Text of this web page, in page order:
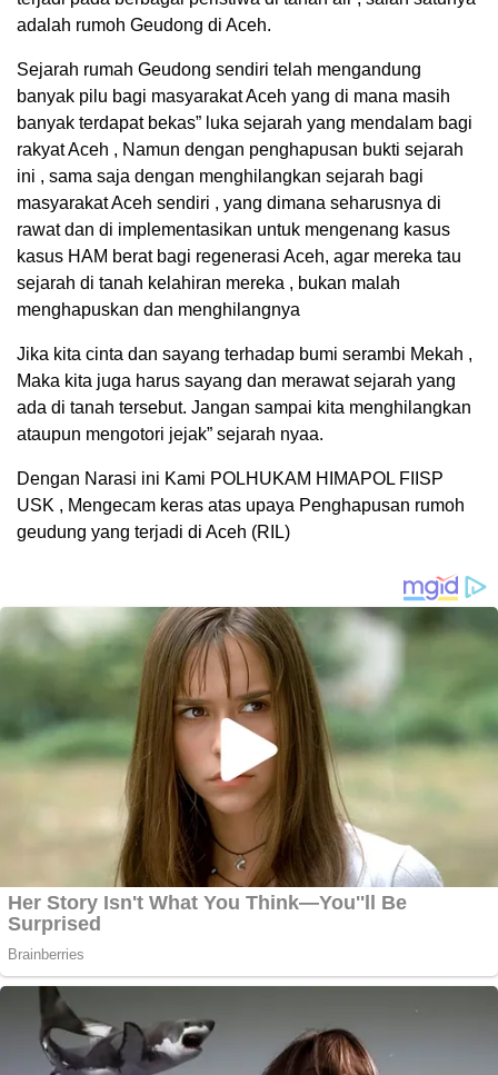
adalah rumoh Geudong di Aceh.
Sejarah rumah Geudong sendiri telah mengandung
banyak pilu bagi masyarakat Aceh yang di mana masih
banyak terdapat bekas” luka sejarah yang mendalam bagi
rakyat Aceh , Namun dengan penghapusan bukti sejarah
ini , sama saja dengan menghilangkan sejarah bagi
masyarakat Aceh sendiri , yang dimana seharusnya di
rawat dan di implementasikan untuk mengenang kasus
kasus HAM berat bagi regenerasi Aceh, agar mereka tau
sejarah di tanah kelahiran mereka , bukan malah
menghapuskan dan menghilangnya
Jika kita cinta dan sayang terhadap bumi serambi Mekah ,
Maka kita juga harus sayang dan merawat sejarah yang
ada di tanah tersebut. Jangan sampai kita menghilangkan
ataupun mengotori jejak” sejarah nyaa.
Dengan Narasi ini Kami POLHUKAM HIMAPOL FIISP
USK , Mengecam keras atas upaya Penghapusan rumoh
geudung yang terjadi di Aceh (RIL)